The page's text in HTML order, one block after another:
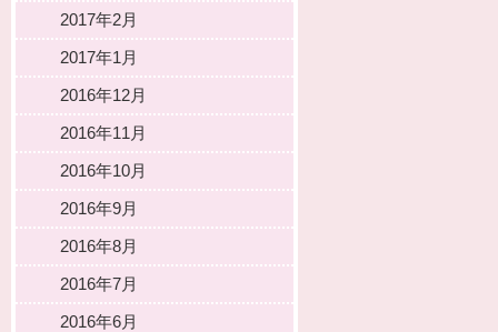
2017年2月
2017年1月
2016年12月
2016年11月
2016年10月
2016年9月
2016年8月
2016年7月
2016年6月